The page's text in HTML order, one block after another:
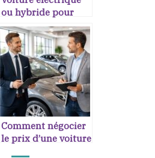
ou hybride pour
petit budget
Comment négocier
le prix d’une voiture